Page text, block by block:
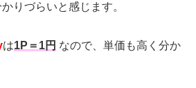
りづらいと感じます。
は1P＝1円 なので、単価も高く分か